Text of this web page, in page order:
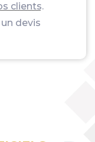
clients.
devis